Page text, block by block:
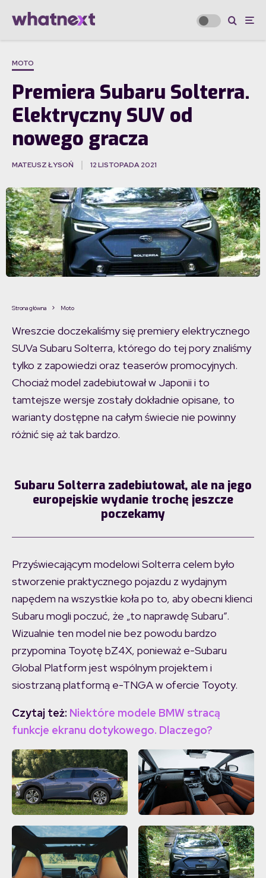
MOTO
Premiera Subaru Solterra.
Elektryczny SUV od
nowego gracza
MATEUSZ ŁYSOŃ 12 LISTOPADA 2021
Strona główna Moto
Wreszcie doczekaliśmy się premiery elektrycznego
SUVa Subaru Solterra, którego do tej pory znaliśmy
tylko z zapowiedzi oraz teaserów promocyjnych.
Chociaż model zadebiutował w Japonii i to
tamtejsze wersje zostały dokładnie opisane, to
warianty dostępne na całym świecie nie powinny
różnić się aż tak bardzo.
Subaru Solterra zadebiutował, ale na jego
europejskie wydanie trochę jeszcze
poczekamy
Przyświecającym modelowi Solterra celem było
stworzenie praktycznego pojazdu z wydajnym
napędem na wszystkie koła po to, aby obecni klienci
Subaru mogli poczuć, że „to naprawdę Subaru”.
Wizualnie ten model nie bez powodu bardzo
przypomina Toyotę bZ4X, ponieważ e-Subaru
Global Platform jest wspólnym projektem i
siostrzaną platformą e-TNGA w ofercie Toyoty.
Czytaj też: Niektóre modele BMW stracą
funkcje ekranu dotykowego. Dlaczego?